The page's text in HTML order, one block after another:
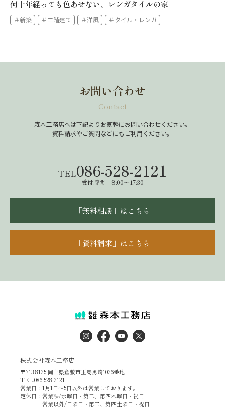
何十年経っても色あせない、レンガタイルの家
＃新築 ＃二階建て ＃洋風 ＃タイル・レンガ
お問い合わせ
Contact
森本工務店へは下記よりお気軽にお問い合わせください。
資料請求やご質問などにもご利用ください。
TEL086-528-2121
受付時間 8:00～17:30
「無料相談」はこちら
「資料請求」はこちら
株式会社森本工務店
〒713-8125 岡山県倉敷市玉島勇崎1026番地
TEL.086-528-2121
営業日：1月1日～5日以外は営業しております。
定休日：営業課/水曜日・第二、第四木曜日・祝日
営業以外/日曜日・第二、第四土曜日・祝日